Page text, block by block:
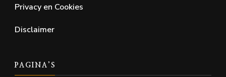
Privacy en Cookies
Disclaimer
PAGINA’S